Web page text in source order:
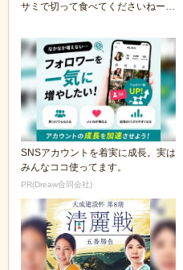
サミで切って食べてくださいねー！
SNSアカウントを着実に成長。実は
みんなココ使ってます。
PR(Dreaw合同会社)